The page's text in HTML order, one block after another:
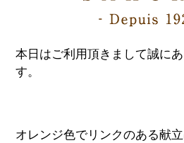
本日はご利用頂きまして誠に
す。
オレンジ色でリンクのある献立